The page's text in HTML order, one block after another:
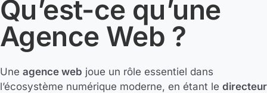
Qu’est-ce qu’une
Agence Web ?
Une agence web joue un rôle essentiel dans
l’écosystème numérique moderne, en étant le directeur